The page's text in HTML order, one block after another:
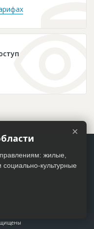
×
жилые,
культурные